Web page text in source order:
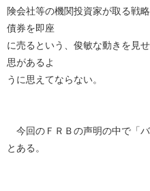
険会社等の機関投資家が取る戦
債券を即座
に売るという、俊敏な動きを見
思があるよ
うに思えてならない。
今回のＦＲＢの声明の中で「
とある。